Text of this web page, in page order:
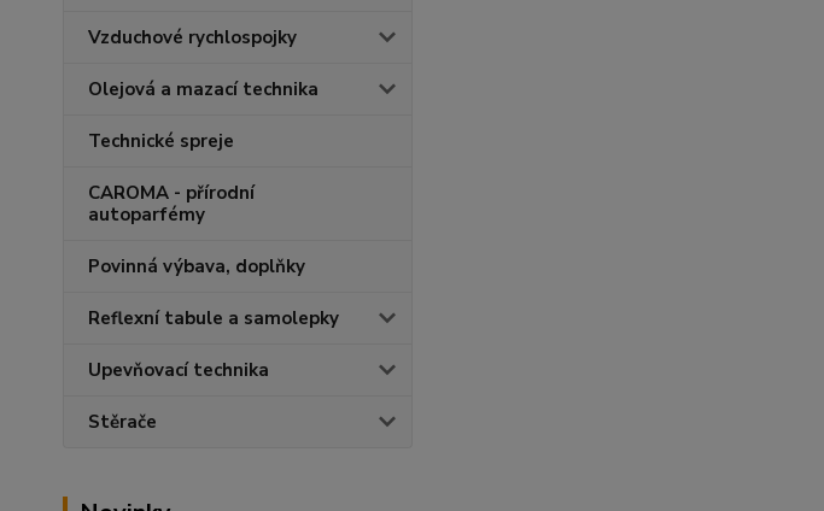
Vzduchové rychlospojky
Olejová a mazací technika
Technické spreje
CAROMA - přírodní
autoparfémy
Povinná výbava, doplňky
Reflexní tabule a samolepky
Upevňovací technika
Stěrače